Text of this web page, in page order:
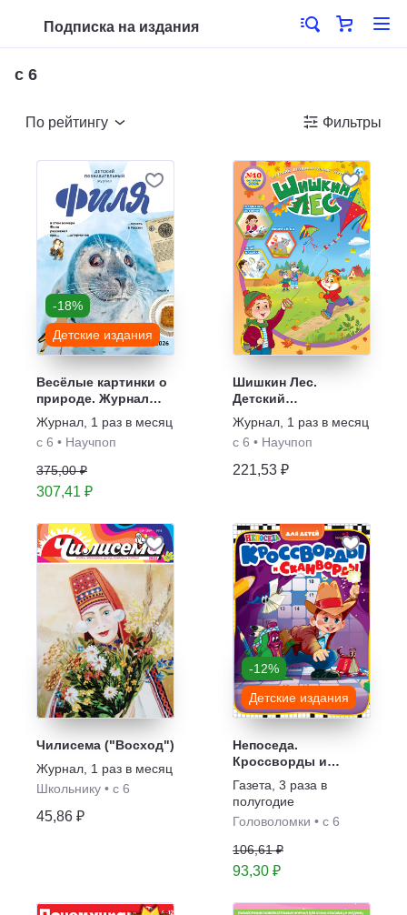
Подписка на издания
с 6
По рейтингу Фильтры
-18%
Детские издания
Весёлые картинки о
природе. Журнал
для детей "Филя"
Журнал 1 раз в месяц
с 6 • Научпоп
375,00 ₽
307,41 ₽
Шишкин Лес.
Детский
познавательный
журнал
Журнал 1 раз в месяц
с 6 • Научпоп
221,53 ₽
Чилисема ("Восход")
Журнал 1 раз в месяц
Школьнику • с 6
45,86 ₽
-12%
Детские издания
Непоседа.
Кроссворды и
сканворды
Газета 3 раза в
полугодие
Головоломки • с 6
106,61 ₽
93,30 ₽